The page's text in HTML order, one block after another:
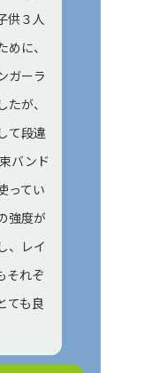
供３人
めに、
ガーラ
たが、
て段違
バンド
ってい
強度が
、レイ
それぞ
ても良